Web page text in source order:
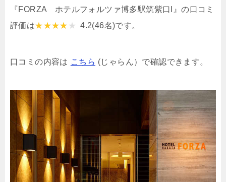
『FORZA ホテルフォルツァ博多駅筑紫口I』の口コミ
評価は
4.2(46名)です。
口コミの内容は こちら (じゃらん）で確認できます。